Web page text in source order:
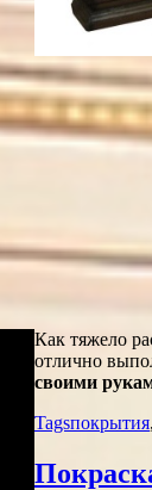
Как тяжело
отлично
своими
Tagsпокрытия,